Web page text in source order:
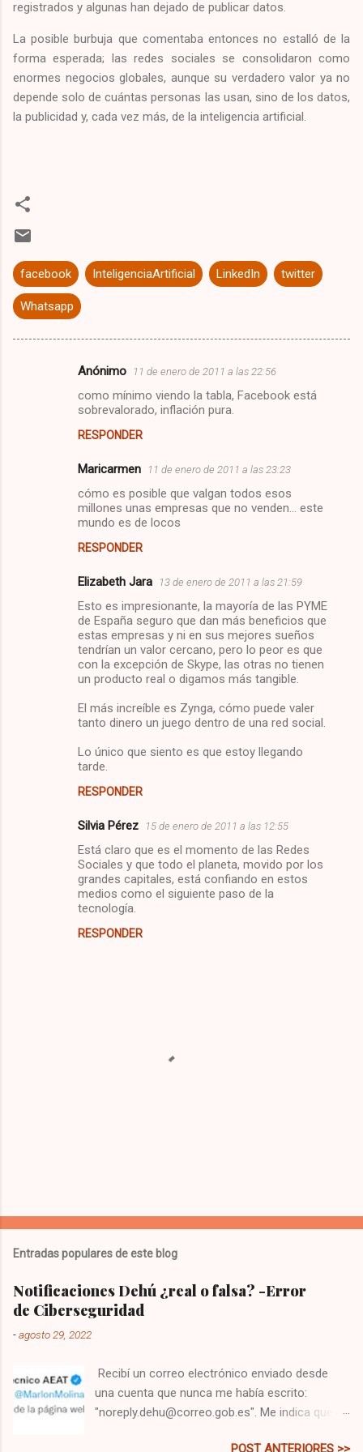
registrados y algunas han dejado de publicar datos.
La posible burbuja que comentaba entonces no estalló de la
forma esperada; las redes sociales se consolidaron como
enormes negocios globales, aunque su verdadero valor ya no
depende solo de cuántas personas las usan, sino de los datos,
la publicidad y, cada vez más, de la inteligencia artificial.
facebook InteligenciaArtificial LinkedIn twitter
Whatsapp
Anónimo 11 de enero de 2011 a las 22:56
como mínimo viendo la tabla, Facebook está
sobrevalorado, inflación pura.
RESPONDER
Maricarmen 11 de enero de 2011 a las 23:23
cómo es posible que valgan todos esos
millones unas empresas que no venden... este
mundo es de locos
RESPONDER
Elizabeth Jara 13 de enero de 2011 a las 21:59
Esto es impresionante, la mayoría de las PYME
de España seguro que dan más beneficios que
estas empresas y ni en sus mejores sueños
tendrían un valor cercano, pero lo peor es que
con la excepción de Skype, las otras no tienen
un producto real o digamos más tangible.
El más increíble es Zynga, cómo puede valer
tanto dinero un juego dentro de una red social.
Lo único que siento es que estoy llegando
tarde.
RESPONDER
Silvia Pérez 15 de enero de 2011 a las 12:55
Está claro que es el momento de las Redes
Sociales y que todo el planeta, movido por los
grandes capitales, está confiando en estos
medios como el siguiente paso de la
tecnología.
RESPONDER
l
c
a
n
m
e
n
Entradas populares de este blog
Notificaciones Dehú ¿real o falsa? -Error
de Ciberseguridad
-agosto 29, 2022
Recibí un correo electrónico enviado desde
una cuenta que nunca me había escrito:
"noreply.dehu@correo.gob.es". Me indica que
POST ANTERIORES >>